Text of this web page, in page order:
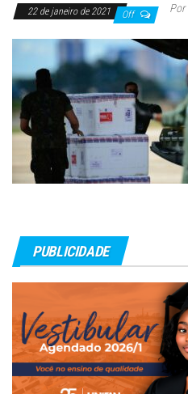
22 de janeiro de 2021 Off Por
PUBLICIDADE